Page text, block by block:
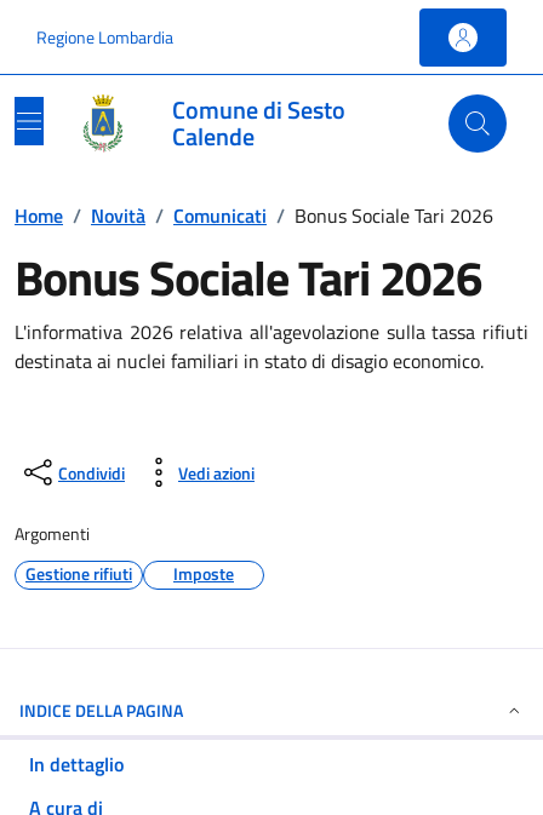
Regione Lombardia
Comune di Sesto
Calende
Home / Novità / Comunicati / Bonus Sociale Tari 2026
Bonus Sociale Tari 2026
L'informativa 2026 relativa all'agevolazione sulla tassa rifiuti
destinata ai nuclei familiari in stato di disagio economico.
Condividi Vedi azioni
Argomenti
Gestione rifiuti
Imposte
INDICE DELLA PAGINA
In dettaglio
A cura di